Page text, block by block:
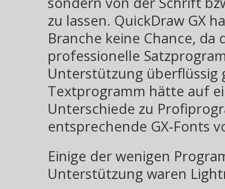
zu lassen. QuickDraw GX
Branche keine Chance, da
professionelle
Unterstützung überflüssig
Textprogramm hätte auf
Unterschiede zu
entsprechende GX-Fonts
Einige der wenigen
Unterstützung waren